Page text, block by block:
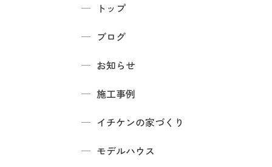
トップ
ブログ
お知らせ
施工事例
イチケンの家づくり
モデルハウス